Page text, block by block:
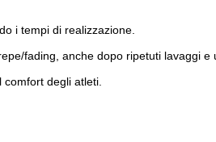
i tempi di realizzazione.
fading, anche dopo ripetuti lavaggi e
degli atleti.